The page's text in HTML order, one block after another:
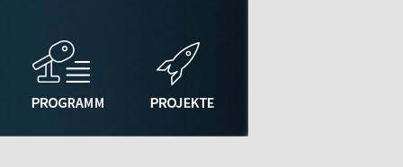
| 10.00 | st.hutterer
Morning Spezial :: 29.04.2010
| 17.30 | rmwalter